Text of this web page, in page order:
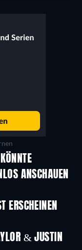
ANSCHAUEN
ERSCHEINEN
& JUSTIN